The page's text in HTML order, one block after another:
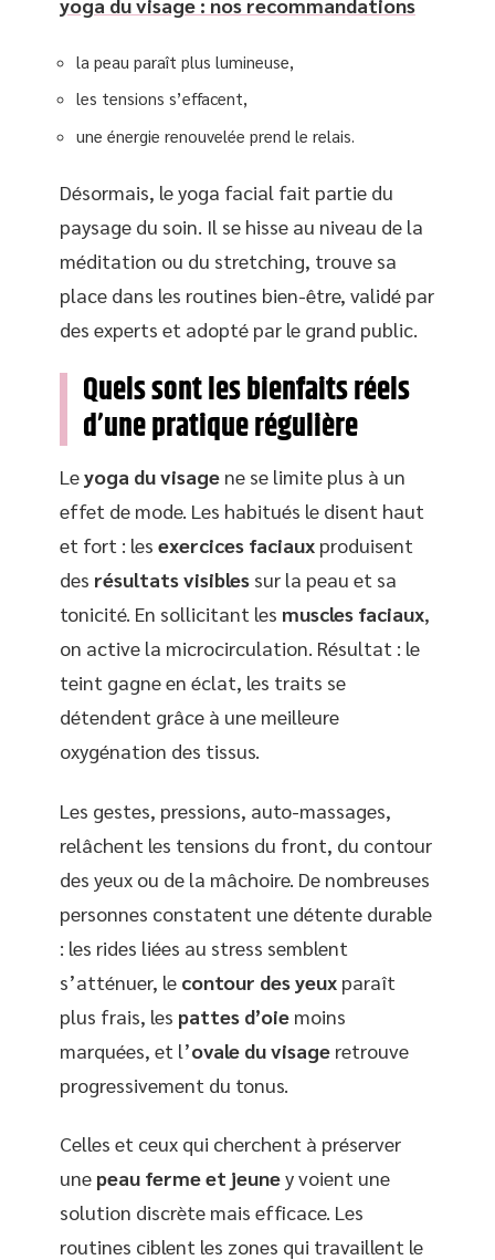
la peau paraît plus lumineuse,
les tensions s’effacent,
une énergie renouvelée prend le relais.
Désormais, le yoga facial fait partie du
paysage du soin. Il se hisse au niveau de la
méditation ou du stretching, trouve sa
place dans les routines bien-être, validé par
des experts et adopté par le grand public.
Quels sont les bienfaits réels
d’une pratique régulière
Leyoga du visage ne se limite plus à un
effet de mode. Les habitués le disent haut
et fort : les exercices faciaux produisent
des résultats visibles sur la peau et sa
tonicité. En sollicitant les muscles faciaux,
on active la microcirculation. Résultat : le
teint gagne en éclat, les traits se
détendent grâce à une meilleure
oxygénation des tissus.
Les gestes, pressions, auto-massages,
relâchent les tensions du front, du contour
des yeux ou de la mâchoire. De nombreuses
personnes constatent une détente durable
: les rides liées au stress semblent
s’atténuer, le contour des yeux paraît
plus frais, les pattes d’oie moins
marquées, et l’ovale du visage retrouve
progressivement du tonus.
Celles et ceux qui cherchent à préserver
une peau ferme et jeuney voient une
solution discrète mais efficace. Les
routines ciblent les zones qui travaillent le